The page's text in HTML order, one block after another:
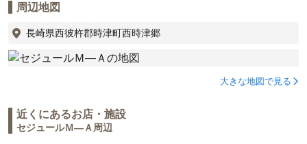
周辺地図
長崎県西彼杵郡時津町西時津郷
大きな地図で見る
近くにあるお店・施設
セジュールＭ―Ａ周辺